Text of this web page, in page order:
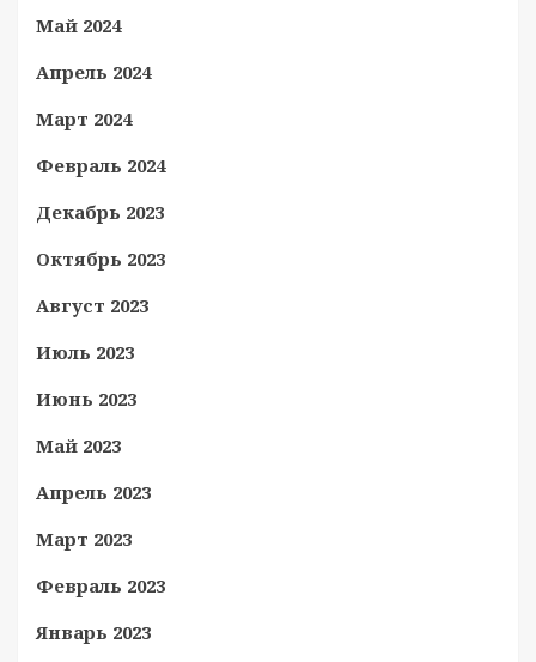
Май 2024
Апрель 2024
Март 2024
Февраль 2024
Декабрь 2023
Октябрь 2023
Август 2023
Июль 2023
Июнь 2023
Май 2023
Апрель 2023
Март 2023
Февраль 2023
Январь 2023